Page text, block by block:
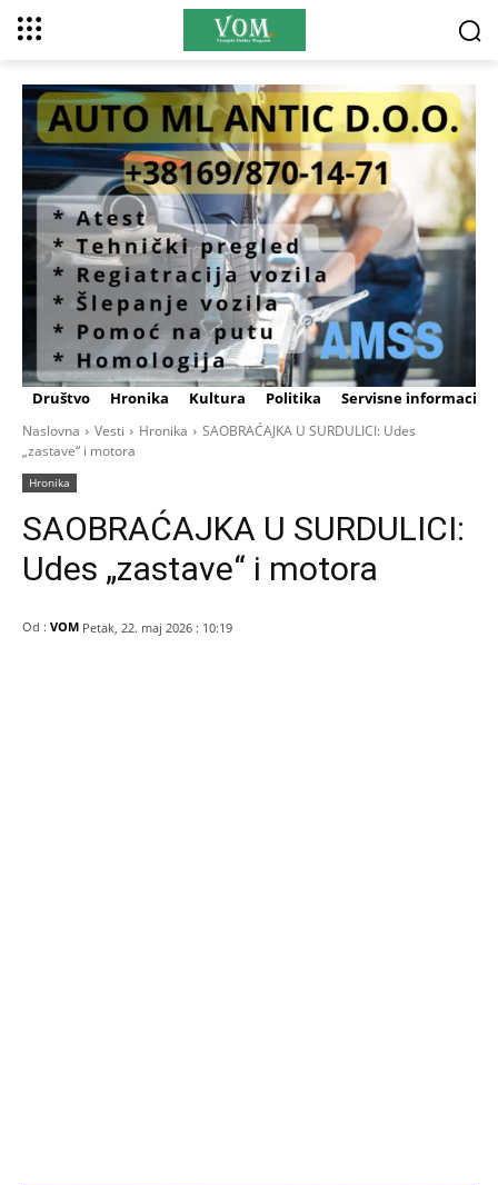
Društvo Hronika Kultura Politika Servisne informacije
Naslovna Vesti Hronika
SAOBRAĆAJKA U SURDULICI: Udes
„zastave“ i motora
Hronika
SAOBRAĆAJKA U SURDULICI:
Udes „zastave“ i motora
Od : VOM Petak, 22. maj 2026 : 10:19